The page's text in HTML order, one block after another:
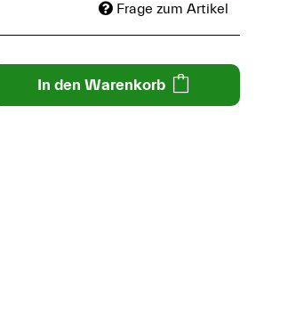
Frage zum Artikel
In den Warenkorb